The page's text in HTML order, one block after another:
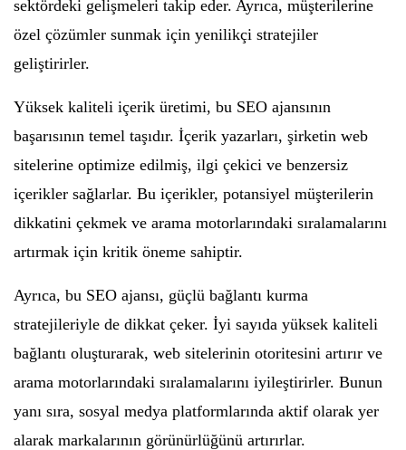
sektördeki gelişmeleri takip eder. Ayrıca, müşterilerine
özel çözümler sunmak için yenilikçi stratejiler
geliştirirler.
Yüksek kaliteli içerik üretimi, bu SEO ajansının
başarısının temel taşıdır. İçerik yazarları, şirketin web
sitelerine optimize edilmiş, ilgi çekici ve benzersiz
içerikler sağlarlar. Bu içerikler, potansiyel müşterilerin
dikkatini çekmek ve arama motorlarındaki sıralamalarını
artırmak için kritik öneme sahiptir.
Ayrıca, bu SEO ajansı, güçlü bağlantı kurma
stratejileriyle de dikkat çeker. İyi sayıda yüksek kaliteli
bağlantı oluşturarak, web sitelerinin otoritesini artırır ve
arama motorlarındaki sıralamalarını iyileştirirler. Bunun
yanı sıra, sosyal medya platformlarında aktif olarak yer
alarak markalarının görünürlüğünü artırırlar.